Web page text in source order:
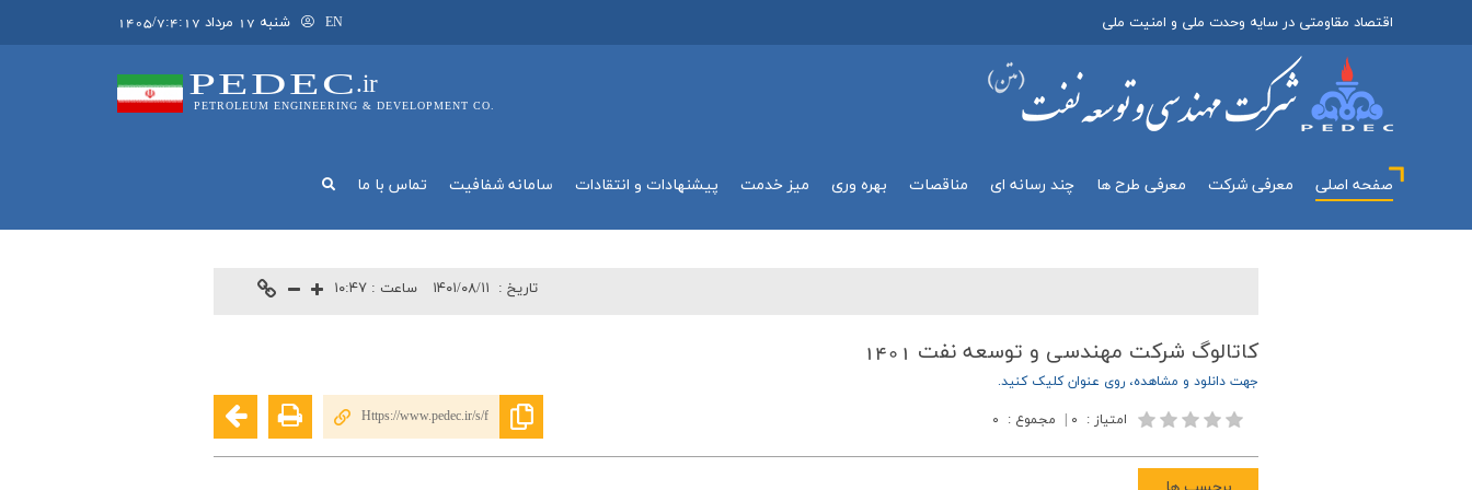
اقتصاد مقاومتی در سایه وحدت ملی و امنیت ملی EN شنبه 17 مرداد 1405/7:4:17
PEDEC.ir
PETROLEUM ENGINEERING & DEVELOPMENT CO.
صفحه اصلی معرفي شركت معرفی طرح ها چند رسانه اي مناقصات بهره وري میز خدمت پیشنهادات و انتقادات سامانه شفافيت تماس با ما
ساعت : ۱۰:۴۷ تاريخ : ۱۴۰۱/۰۸/۱۱
كاتالوگ شركت مهندسي و توسعه نفت 1401
جهت دانلود و مشاهده، روي عنوان کليک کنيد.
امتیاز : ۰ مجموع : ۰ Https://www.pedec.ir/s/f